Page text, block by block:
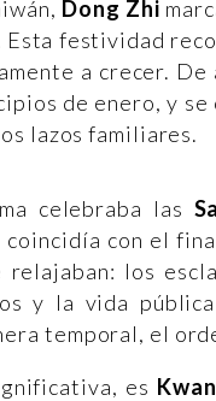
Dong Zhi
Esta festividad
a crecer.
de enero, y se
lazos familiares.
celebraba las
con el
los
y la vida
temporal, el
es